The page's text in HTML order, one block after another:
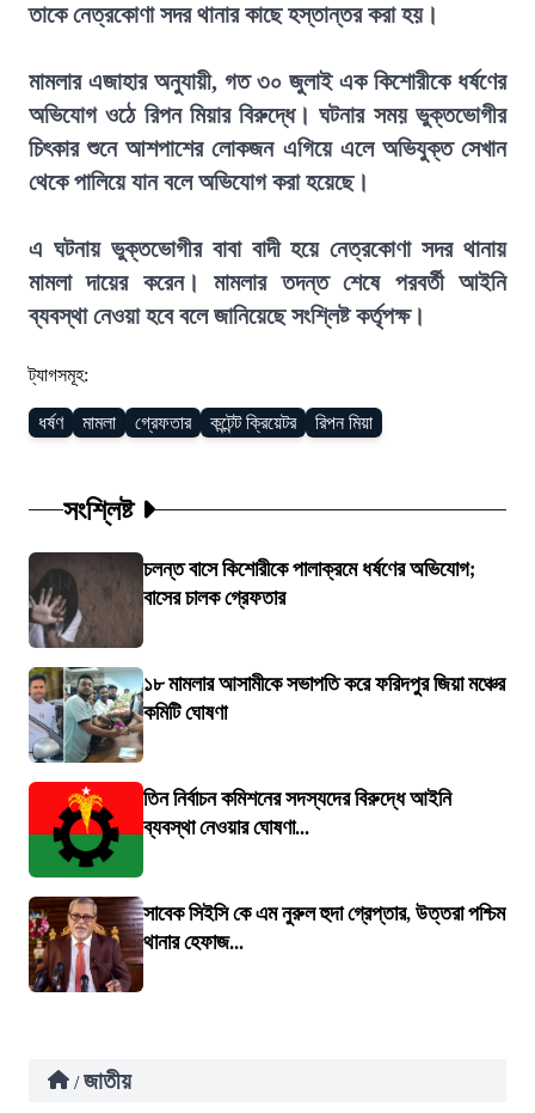
তাকে নেত্রকোণা সদর থানার কাছে হস্তান্তর করা হয়।
মামলার এজাহার অনুযায়ী, গত ৩০ জুলাই এক কিশোরীকে ধর্ষণের
অভিযোগ ওঠে রিপন মিয়ার বিরুদ্ধে। ঘটনার সময় ভুক্তভোগীর
চিৎকার শুনে আশপাশের লোকজন এগিয়ে এলে অভিযুক্ত সেখান
থেকে পালিয়ে যান বলে অভিযোগ করা হয়েছে।
এ ঘটনায় ভুক্তভোগীর বাবা বাদী হয়ে নেত্রকোণা সদর থানায়
মামলা দায়ের করেন। মামলার তদন্ত শেষে পরবর্তী আইনি
ব্যবস্থা নেওয়া হবে বলে জানিয়েছে সংশ্লিষ্ট কর্তৃপক্ষ।
ট্যাগসমূহ:
ধর্ষণ মামলা গ্রেফতার কন্টেন্ট ক্রিয়েটর রিপন মিয়া
সংশ্লিষ্ট
চলন্ত বাসে কিশোরীকে পালাক্রমে ধর্ষণের অভিযোগ;
বাসের চালক গ্রেফতার
১৮ মামলার আসামীকে সভাপতি করে ফরিদপুর জিয়া মঞ্চের
কমিটি ঘোষণা
তিন নির্বাচন কমিশনের সদস্যদের বিরুদ্ধে আইনি
ব্যবস্থা নেওয়ার ঘোষণা...
সাবেক সিইসি কে এম নুরুল হুদা গ্রেপ্তার, উত্তরা পশ্চিম
থানার হেফাজ...
/ জাতীয়